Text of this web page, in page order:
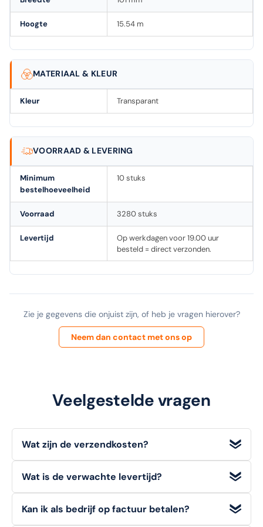
Hoogte 15.54 m
MATERIAAL & KLEUR
Kleur Transparant
VOORRAAD & LEVERING
Minimum
bestelhoeveelheid
10 stuks
Voorraad 3280 stuks
Levertijd
Op werkdagen voor 19.00 uur
besteld = direct verzonden.
Zie je gegevens die onjuist zijn, of heb je vragen hierover?
Neem dan contact met ons op
Veelgestelde vragen
Wat zijn de verzendkosten?
orderwaardevanaf €100 (excl. BTW)
. Voor bestellingen
onder dit bedrag geldt een standaard verzendtarief van
€6,95.
Wat is de verwachte levertijd?
doorgaans de volgende werkdagal in huis.
Kan ik als bedrijf op factuur betalen?